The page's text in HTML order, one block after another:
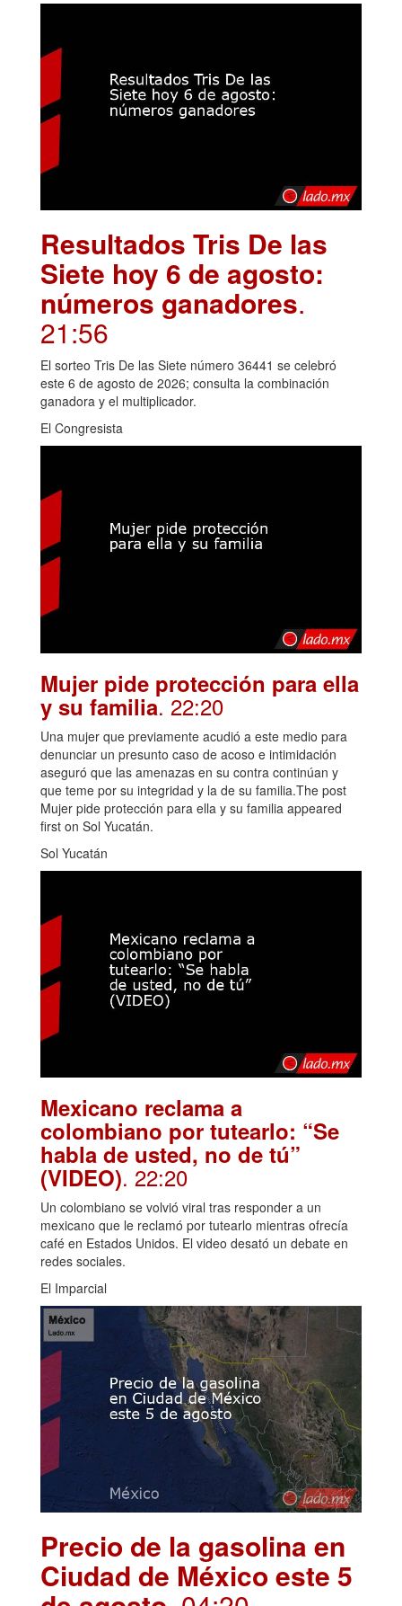
Resultados Tris De las
Siete hoy 6 de agosto:
números ganadores.
21:56
El sorteo Tris De las Siete número 36441 se celebró
este 6 de agosto de 2026; consulta la combinación
ganadora y el multiplicador.
El Congresista
Mujer pide protección para ella
y su familia. 22:20
Una mujer que previamente acudió a este medio para
denunciar un presunto caso de acoso e intimidación
aseguró que las amenazas en su contra continúan y
que teme por su integridad y la de su familia.The post
Mujer pide protección para ella y su familia appeared
first on Sol Yucatán.
Sol Yucatán
Mexicano reclama a
colombiano por tutearlo: “Se
habla de usted, no de tú”
(VIDEO). 22:20
Un colombiano se volvió viral tras responder a un
mexicano que le reclamó por tutearlo mientras ofrecía
café en Estados Unidos. El video desató un debate en
redes sociales.
El Imparcial
Precio de la gasolina en
Ciudad de México este 5